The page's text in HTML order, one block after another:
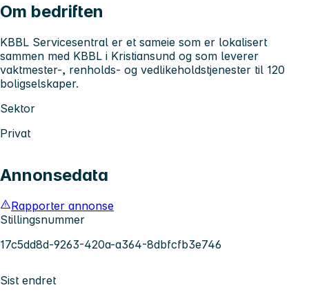
Om bedriften
KBBL Servicesentral er et sameie som er lokalisert
sammen med KBBL i Kristiansund og som leverer
vaktmester-, renholds- og vedlikeholdstjenester til 120
boligselskaper.
Sektor
Privat
Annonsedata
Rapporter annonse
Stillingsnummer
17c5dd8d-9263-420a-a364-8dbfcfb3e746
Sist endret